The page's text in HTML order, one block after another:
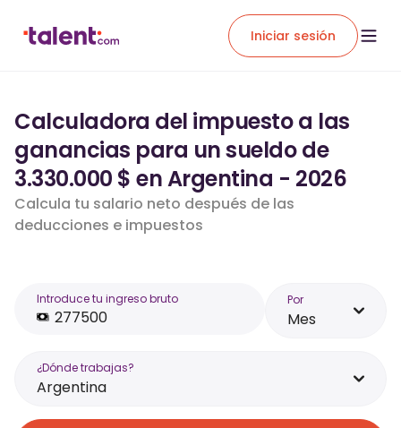
Iniciar sesión
Calculadora del impuesto a las
ganancias para un sueldo de
3.330.000 $ en Argentina - 2026
Calcula tu salario neto después de las
deducciones e impuestos
Introduce tu ingreso bruto Por
Mes
¿Dónde trabajas?
Argentina